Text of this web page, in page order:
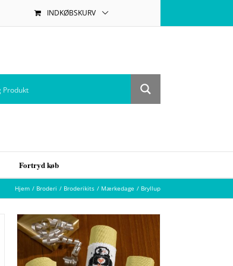
INDKØBSKURV
Fortryd køb
Hjem Broderi Broderikits Mærkedage Bryllup